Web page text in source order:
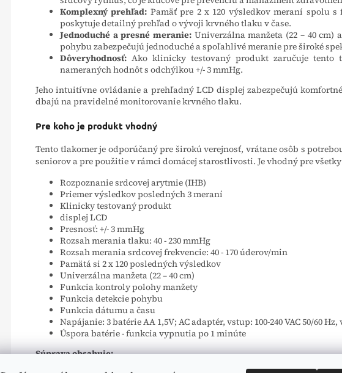
Komplexný prehľad: Pamäť pre 2 x 120 výsledkov meraní spolu
poskytuje detailný prehľad o vývoji krvného tlaku v čase.
Jednoduché a presné meranie: Univerzálna manžeta (22 – 40
pohybu zabezpečujú jednoduché a spoľahlivé meranie pre široké
Dôveryhodnosť: Ako klinicky testovaný produkt zaručuje tento
nameraných hodnôt s odchýlkou +/- 3 mmHg.
Jeho intuitívne ovládanie a prehľadný LCD displej zabezpečujú
dbajú na pravidelné monitorovanie krvného tlaku.
Pre koho je produkt vhodný
Tento tlakomer je odporúčaný pre širokú verejnosť, vrátane osôb s
seniorov a pre použitie v rámci domácej starostlivosti. Je vhodný pre
Rozpoznanie srdcovej arytmie (IHB)
Priemer výsledkov posledných 3 meraní
Klinicky testovaný produkt
displej LCD
Presnosť: +/- 3 mmHg
Rozsah merania tlaku: 40 - 230 mmHg
Rozsah merania srdcovej frekvencie: 40 - 170 úderov/min
Pamätá si 2 x 120 posledných výsledkov
Univerzálna manžeta (22 – 40 cm)
Funkcia kontroly polohy manžety
Funkcia detekcie pohybu
Funkcia dátumu a času
Napájanie: 3 batérie AA 1,5V; AC adaptér, vstup: 100-240 VAC 50/60 Hz,
Úspora batérie - funkcia vypnutia po 1 minúte
Súprava obsahuje: